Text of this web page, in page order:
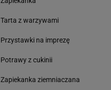
Tarta z warzywami
Przystawki na imprezę
Potrawy z cukinii
Zapiekanka ziemniaczana